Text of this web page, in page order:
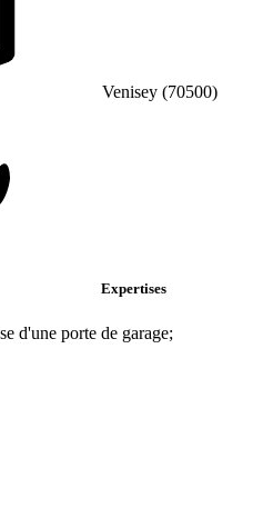
Venisey (70500)
Expertises
d'une porte de garage;